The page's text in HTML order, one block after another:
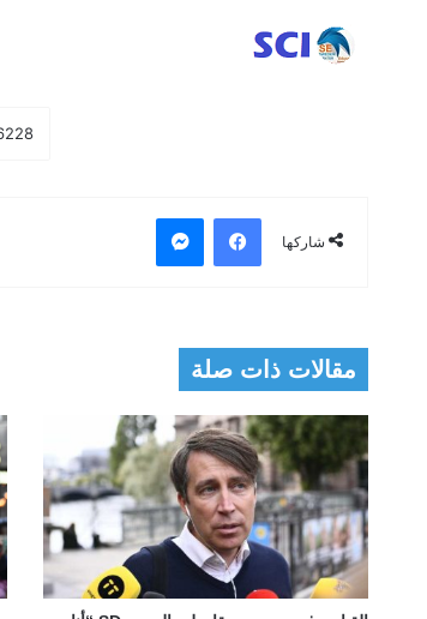
شاركها
فيسبوك ماسنجر
مقالات ذات صلة